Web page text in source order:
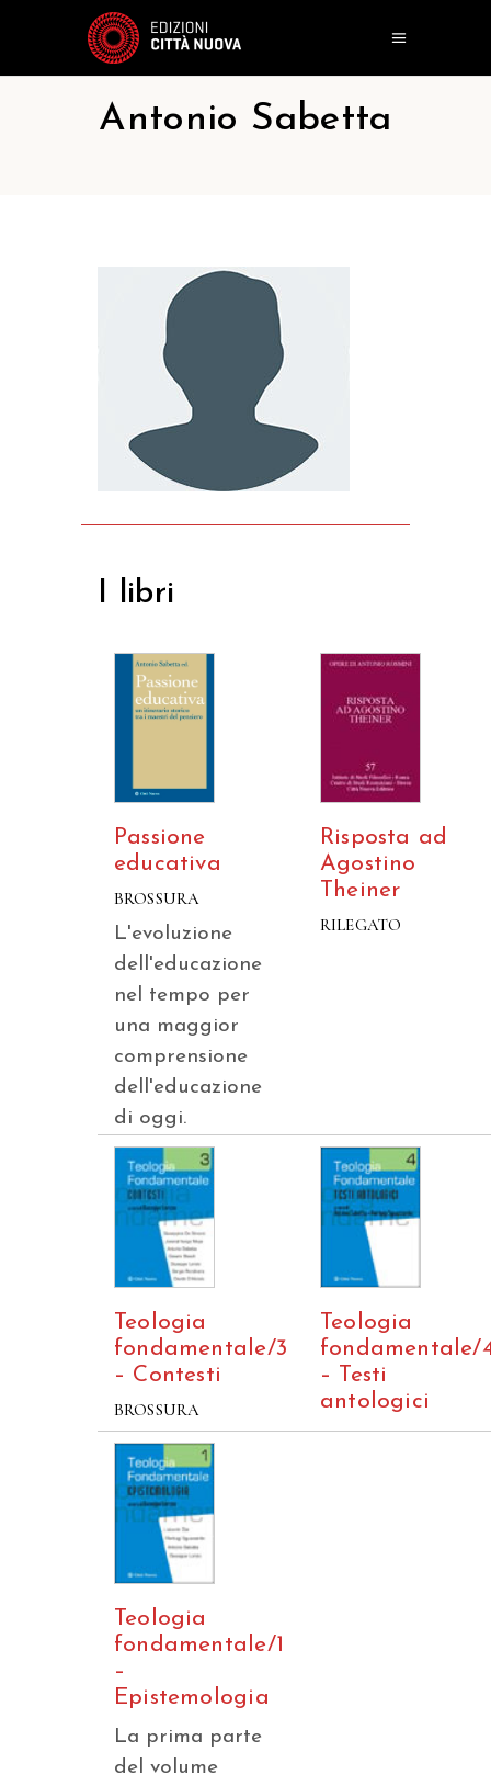
Antonio Sabetta
I libri
Passione
educativa
BROSSURA
L'evoluzione
dell'educazione
nel tempo per
una maggior
comprensione
dell'educazione
di oggi.
Risposta ad
Agostino
Theiner
RILEGATO
Teologia
fondamentale/3
– Contesti
BROSSURA
Teologia
fondamentale/
– Testi
antologici
Teologia
fondamentale/1
–
Epistemologia
La prima parte
del volume